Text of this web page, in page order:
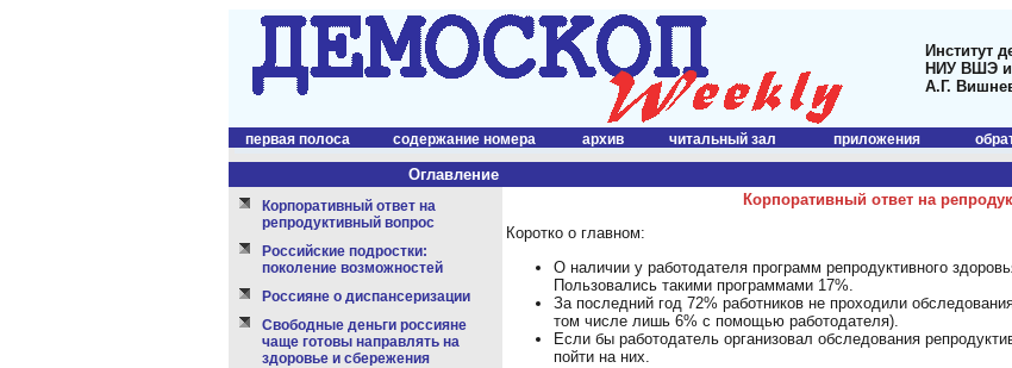
Институт
НИУ ВШЭ
А.Г.
первая полоса содержание номера архив читальный зал приложения
Оглавление
Корпоративный ответ на
репродуктивный вопрос
Российские подростки:
поколение возможностей
Россияне о диспансеризации
Свободные деньги россияне
чаще готовы направлять на
здоровье и сбережения
Корпоративный ответ на
Коротко о главном:
О наличии у работодателя программ репродуктивного
Пользовались такими программами 17%.
За последний год 72% работников не проходили
том числе лишь 6% с помощью работодателя).
Если бы работодатель организовал обследования
пойти на них.